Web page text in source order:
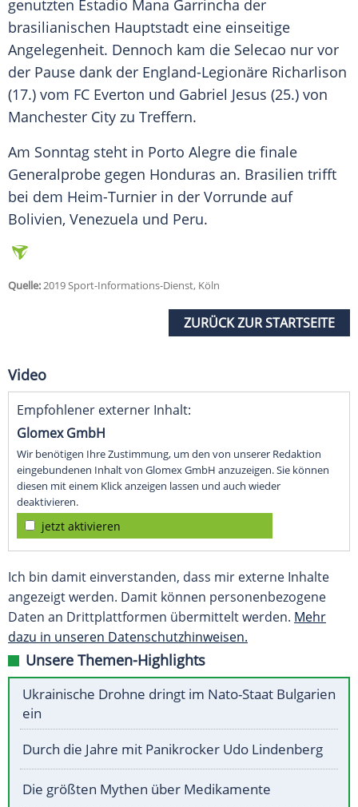
genutzten Estadio Mana Garrincha der
brasilianischen Hauptstadt eine einseitige
Angelegenheit. Dennoch kam die Selecao nur vor
der Pause dank der England-Legionäre Richarlison
(17.) vom FC Everton und Gabriel Jesus (25.) von
Manchester City zu Treffern.
Am Sonntag steht in Porto Alegre die finale
Generalprobe gegen Honduras an. Brasilien trifft
bei dem Heim-Turnier in der Vorrunde auf
Bolivien, Venezuela und Peru.
Quelle:2019 Sport-Informations-Dienst, Köln
ZURÜCK ZUR STARTSEITE
Video
Empfohlener externer Inhalt:
Glomex GmbH
Wir benötigen Ihre Zustimmung, um den von unserer Redaktion
eingebundenen Inhalt von Glomex GmbH anzuzeigen. Sie können
diesen mit einem Klick anzeigen lassen und auch wieder
deaktivieren.
jetzt aktivieren
Ich bin damit einverstanden, dass mir externe Inhalte
angezeigt werden. Damit können personenbezogene
Daten an Drittplattformen übermittelt werden. Mehr
dazu in unseren Datenschutzhinweisen.
Unsere Themen-Highlights
Ukrainische Drohne dringt im Nato-Staat Bulgarien
ein
Durch die Jahre mit Panikrocker Udo Lindenberg
Die größten Mythen über Medikamente